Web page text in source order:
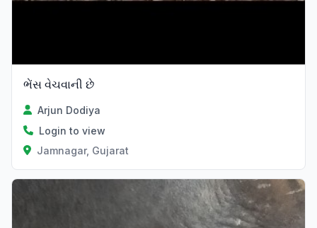
ભેંસ વેચવાની છે
Arjun Dodiya
Login to view
Jamnagar, Gujarat